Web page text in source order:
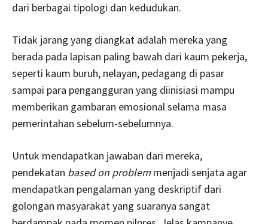
dari berbagai tipologi dan kedudukan.
Tidak jarang yang diangkat adalah mereka yang
berada pada lapisan paling bawah dari kaum pekerja,
seperti kaum buruh, nelayan, pedagang di pasar
sampai para pengangguran yang diinisiasi mampu
memberikan gambaran emosional selama masa
pemerintahan sebelum-sebelumnya.
Untuk mendapatkan jawaban dari mereka,
pendekatan based on problem menjadi senjata agar
mendapatkan pengalaman yang deskriptif dari
golongan masyarakat yang suaranya sangat